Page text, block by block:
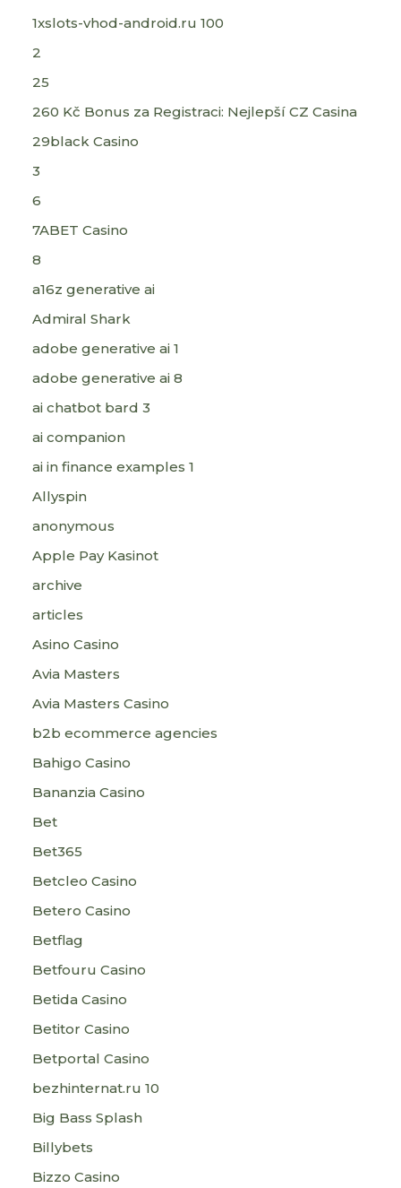
1xslots-vhod-android.ru 100
2
25
260 Kč Bonus za Registraci: Nejlepší CZ Casina
29black Casino
3
6
7ABET Casino
8
a16z generative ai
Admiral Shark
adobe generative ai 1
adobe generative ai 8
ai chatbot bard 3
ai companion
ai in finance examples 1
Allyspin
anonymous
Apple Pay Kasinot
archive
articles
Asino Casino
Avia Masters
Avia Masters Casino
b2b ecommerce agencies
Bahigo Casino
Bananzia Casino
Bet
Bet365
Betcleo Casino
Betero Casino
Betflag
Betfouru Casino
Betida Casino
Betitor Casino
Betportal Casino
bezhinternat.ru 10
Big Bass Splash
Billybets
Bizzo Casino